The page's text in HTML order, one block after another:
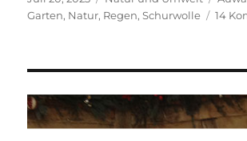
am
Garten, Natur, Regen,Schurwolle 14